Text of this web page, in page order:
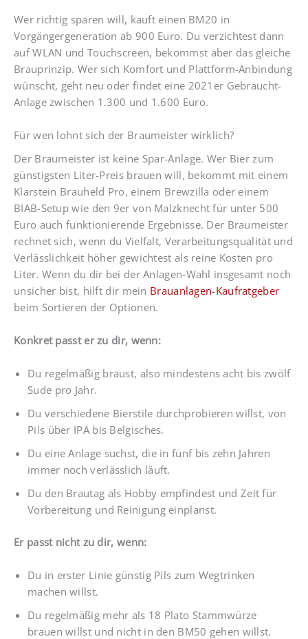
Wer richtig sparen will, kauft einen BM20 in
Vorgängergeneration ab 900 Euro. Du verzichtest dann
auf WLAN und Touchscreen, bekommst aber das gleiche
Brauprinzip. Wer sich Komfort und Plattform-Anbindung
wünscht, geht neu oder findet eine 2021er Gebraucht-
Anlage zwischen 1.300 und 1.600 Euro.
Für wen lohnt sich der Braumeister wirklich?
Der Braumeister ist keine Spar-Anlage. Wer Bier zum
günstigsten Liter-Preis brauen will, bekommt mit einem
Klarstein Brauheld Pro, einem Brewzilla oder einem
BIAB-Setup wie den 9er von Malzknecht für unter 500
Euro auch funktionierende Ergebnisse. Der Braumeister
rechnet sich, wenn du Vielfalt, Verarbeitungsqualität und
Verlässlichkeit höher gewichtest als reine Kosten pro
Liter. Wenn du dir bei der Anlagen-Wahl insgesamt noch
unsicher bist, hilft dir mein Brauanlagen-Kaufratgeber
beim Sortieren der Optionen.
Konkret passt er zu dir, wenn:
Du regelmäßig braust, also mindestens acht bis zwölf
Sude pro Jahr.
Du verschiedene Bierstile durchprobieren willst, von
Pils über IPA bis Belgisches.
Du eine Anlage suchst, die in fünf bis zehn Jahren
immer noch verlässlich läuft.
Du den Brautag als Hobby empfindest und Zeit für
Vorbereitung und Reinigung einplanst.
Er passt nicht zu dir, wenn:
Du in erster Linie günstig Pils zum Wegtrinken
machen willst.
Du regelmäßig mehr als 18 Plato Stammwürze
brauen willst und nicht in den BM50 gehen willst.